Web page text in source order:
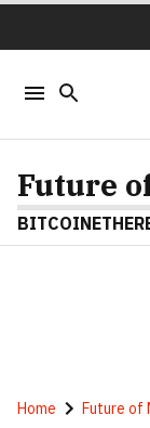
Future
BITCOIN
Home Future of